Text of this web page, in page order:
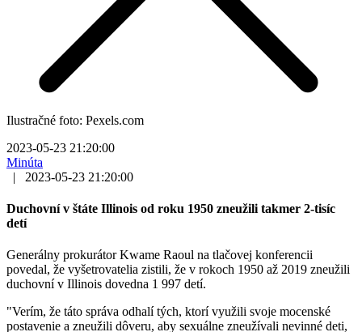
Ilustračné foto: Pexels.com
2023-05-23 21:20:00
Minúta
|
2023-05-23 21:20:00
Duchovní v štáte Illinois od roku 1950 zneužili takmer 2-tisíc
detí
Generálny prokurátor Kwame Raoul na tlačovej konferencii
povedal, že vyšetrovatelia zistili, že v rokoch 1950 až 2019 zneužili
duchovní v Illinois dovedna 1 997 detí.
"Verím, že táto správa odhalí tých, ktorí využili svoje mocenské
postavenie a zneužili dôveru, aby sexuálne zneužívali nevinné deti,